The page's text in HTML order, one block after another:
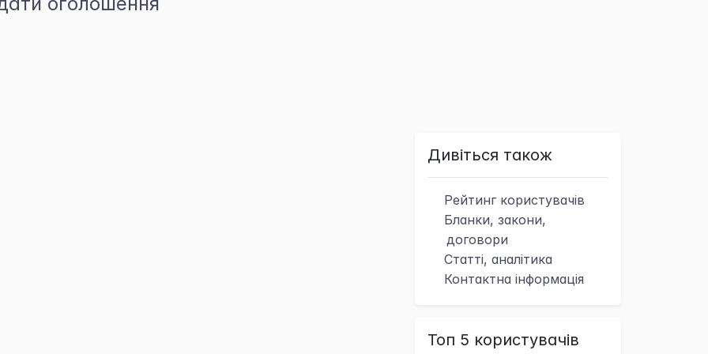
Дивіться також
Рейтинг користувачів
Бланки, закони,
договори
Статті, аналітика
Контактна інформація
Топ 5 користувачів